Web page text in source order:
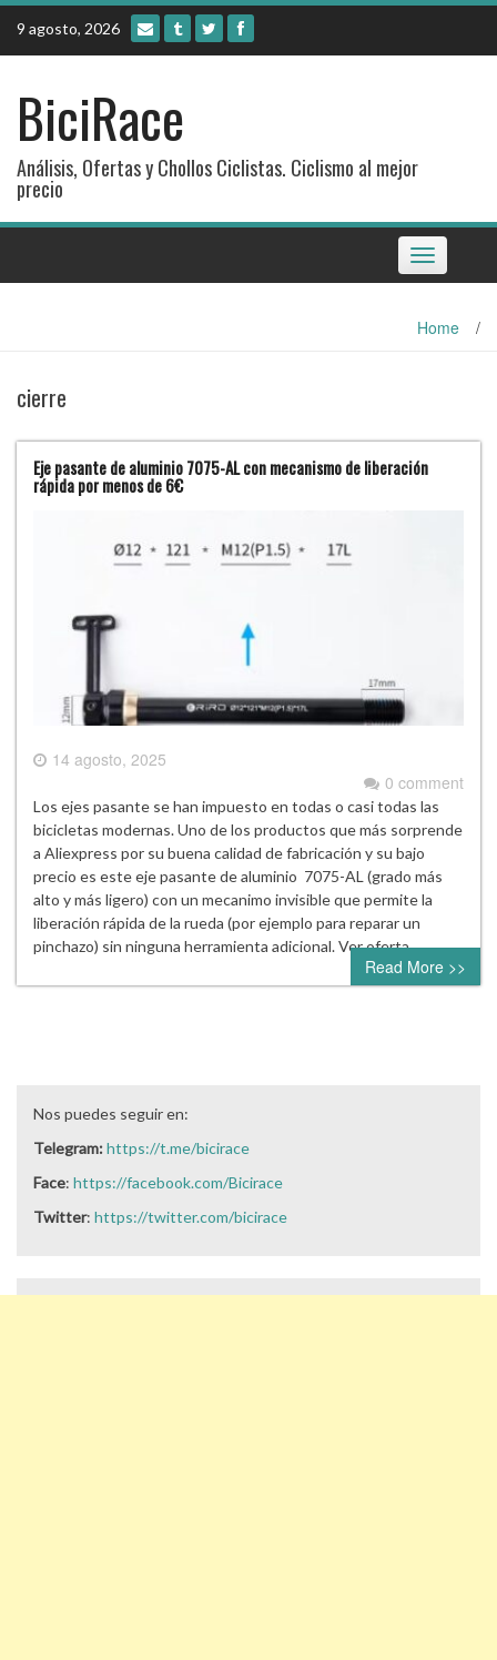
Skip
content
9 agosto, 2026
BiciRace
Análisis, Ofertas y Chollos Ciclistas. Ciclismo al mejor
precio
Toggle
navigation
Home /
cierre
Eje pasante de aluminio 7075-AL con mecanismo de liberación
rápida por menos de 6€
14 agosto, 2025
0 comment
Los ejes pasante se han impuesto en todas o casi todas las
bicicletas modernas. Uno de los productos que más sorprende
a Aliexpress por su buena calidad de fabricación y su bajo
precio es este eje pasante de aluminio 7075-AL (grado más
alto y más ligero) con un mecanimo invisible que permite la
liberación rápida de la rueda (por ejemplo para reparar un
pinchazo) sin ninguna herramienta adicional. Ver oferta…
Read More >>
Nos puedes seguir en:
Telegram:https://t.me/bicirace
Face: https://facebook.com/Bicirace
Twitter: https://twitter.com/bicirace